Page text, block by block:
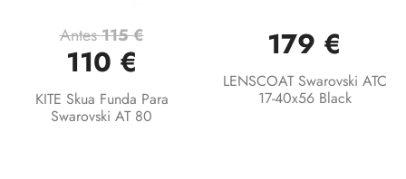
Antes115 €
110 €
KITE Skua Funda Para
Swarovski AT 80
179 €
LENSCOAT Swarovski ATC
17-40x56 Black